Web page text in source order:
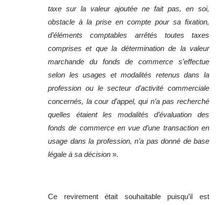
taxe sur la valeur ajoutée ne fait pas, en soi,
obstacle à la prise en compte pour sa fixation,
d’éléments comptables arrêtés toutes taxes
comprises et que la détermination de la valeur
marchande du fonds de commerce s’effectue
selon les usages et modalités retenus dans la
profession ou le secteur d’activité commerciale
concernés, la cour d’appel, qui n’a pas recherché
quelles étaient les modalités d’évaluation des
fonds de commerce en vue d’une transaction en
usage dans la profession, n’a pas donné de base
légale à sa décision ».
Ce revirement était souhaitable puisqu’il est